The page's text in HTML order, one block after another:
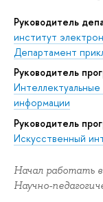
Руководитель
институт
Департамент
Руководитель
информации
Руководитель
Искусственный
Начал работать
Научно-